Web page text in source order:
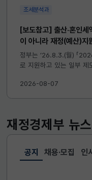
국고채(3년)
조세분석과
[보도참고] 출산·혼인
이 아니라 재정(예산)지
정부는 ’26.8.3.(월) 「
로 지원하고 있는 일부 제
2026-08-07
재정경제부 뉴스
공지
선택됨
채용·모집 인